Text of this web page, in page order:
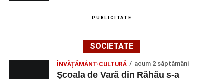
PUBLICITATE
SOCIETATE
ÎNVĂȚĂMÂNT-CULTURĂ acum 2 săptămâni
Școala de Vară din Răhău s-a